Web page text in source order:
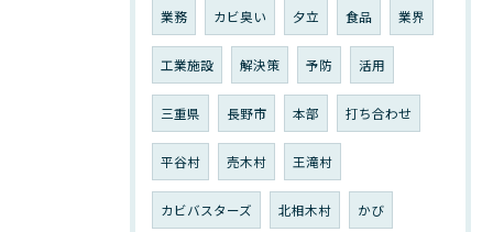
業務 カビ臭い 夕立 食品 業界
工業施設 解決策 予防 活用
三重県 長野市 本部 打ち合わせ
平谷村 売木村 王滝村
カビバスターズ 北相木村 かび